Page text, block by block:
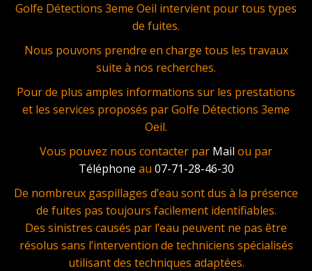
Golfe Détections 3eme Oeil intervient pour tous types
de fuites.
Nous pouvons prendre en charge tous les travaux
suite à nos recherches.
Pour de plus amples informations sur les prestations
et les services proposés par Golfe Détections 3eme
Oeil.
Vous pouvez nous contacter par Mail ou par
Téléphone au 07-71-28-46-30
De nombreux gaspillages d’eau sont dus à la présence
de fuites pas toujours facilement identifiables.
Des sinistres causés par l’eau peuvent ne pas être
résolus sans l’intervention de techniciens spécialisés
utilisant des techniques adaptées.